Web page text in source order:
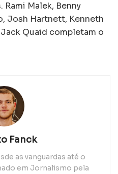
Rami Malek, Benny
Josh Hartnett, Kenneth
Jack Quaid completam o
Fanck
as vanguardas até o
em Jornalismo pela